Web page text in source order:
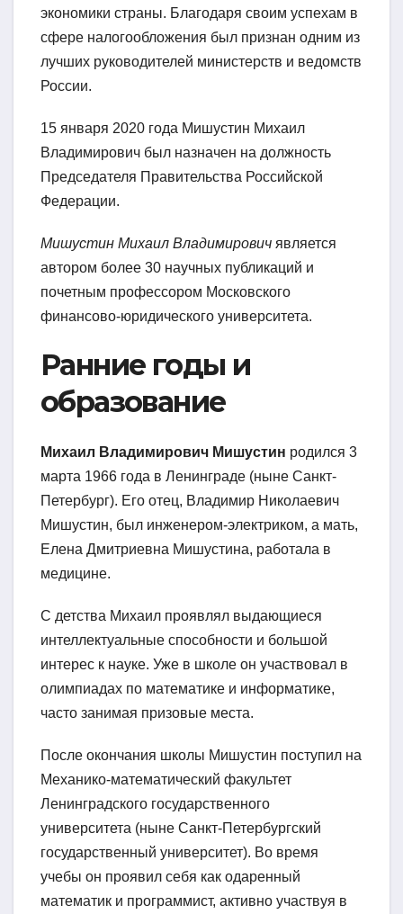
экономики страны. Благодаря своим успехам в
сфере налогообложения был признан одним из
лучших руководителей министерств и ведомств
России.
15 января 2020 года Мишустин Михаил
Владимирович был назначен на должность
Председателя Правительства Российской
Федерации.
Мишустин Михаил Владимирович является
автором более 30 научных публикаций и
почетным профессором Московского
финансово-юридического университета.
Ранние годы и
образование
Михаил Владимирович Мишустин родился 3
марта 1966 года в Ленинграде (ныне Санкт-
Петербург). Его отец, Владимир Николаевич
Мишустин, был инженером-электриком, а мать,
Елена Дмитриевна Мишустина, работала в
медицине.
С детства Михаил проявлял выдающиеся
интеллектуальные способности и большой
интерес к науке. Уже в школе он участвовал в
олимпиадах по математике и информатике,
часто занимая призовые места.
После окончания школы Мишустин поступил на
Механико-математический факультет
Ленинградского государственного
университета (ныне Санкт-Петербургский
государственный университет). Во время
учебы он проявил себя как одаренный
математик и программист, активно участвуя в